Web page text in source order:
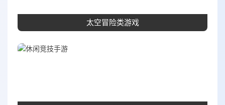
太空冒险类游戏